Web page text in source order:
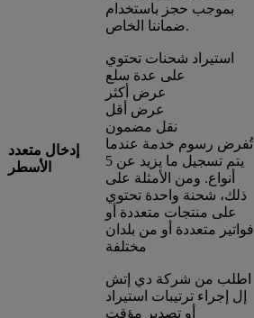
بموجب حجز باستخدام
ضماننا الخاص.
إدخال متعدد
الأسطر
استيراد شحنات تحتوي
على عدة سلع
عرض أكثر
عرض أقل
نقل مضمون
تُفرض رسوم خدمة عندما
يتم تسجيل ما يزيد عن 5
أنواع. ومن الأمثلة على
ذلك، شحنة واحدة تحتوي
على منتجات متعددة أو
فواتير متعددة أو من بلدان
مختلفة
اطلب من شركة دي إتش
إل إجراء ترتيبات استيراد
أو تصدير مؤقت